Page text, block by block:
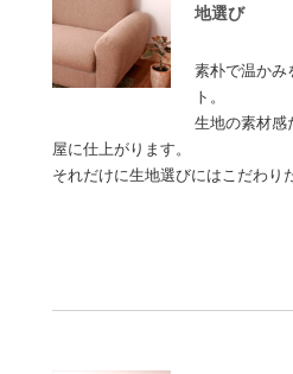
地選び
素朴で温かみ
ト。
生地の素材感
屋に仕上がります。
それだけに生地選びにはこだわ